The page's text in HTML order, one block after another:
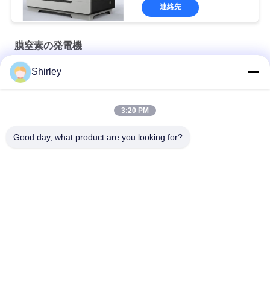
連絡先
膜窒素の発電機
膜窒素の発電機純度99%の海洋企業BV CCSのTS Certifiation
Shirley
3:20 PM
Good day, what product are you looking for?